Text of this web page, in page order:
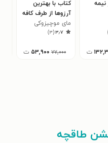
نیمه
ت
کتاب با بهترین
آرزوها از طرف کافه
ماه کامل
مای موچیزوکی
۳٫۷(۳)
۷۷,۰۰۰ ۵۳,۹۰۰ ت
طاقچه